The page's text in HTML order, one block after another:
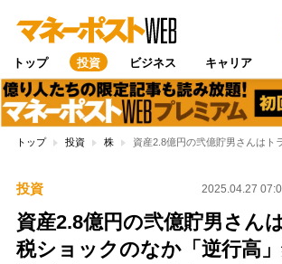
トップ 投資 ビジネス キャリア
トップ 投資 株 資産2.8億円の弐億貯男さんは
投資 2025.04.27
資産2.8億円の弐億貯男さん
税ショックのなか「逆行高